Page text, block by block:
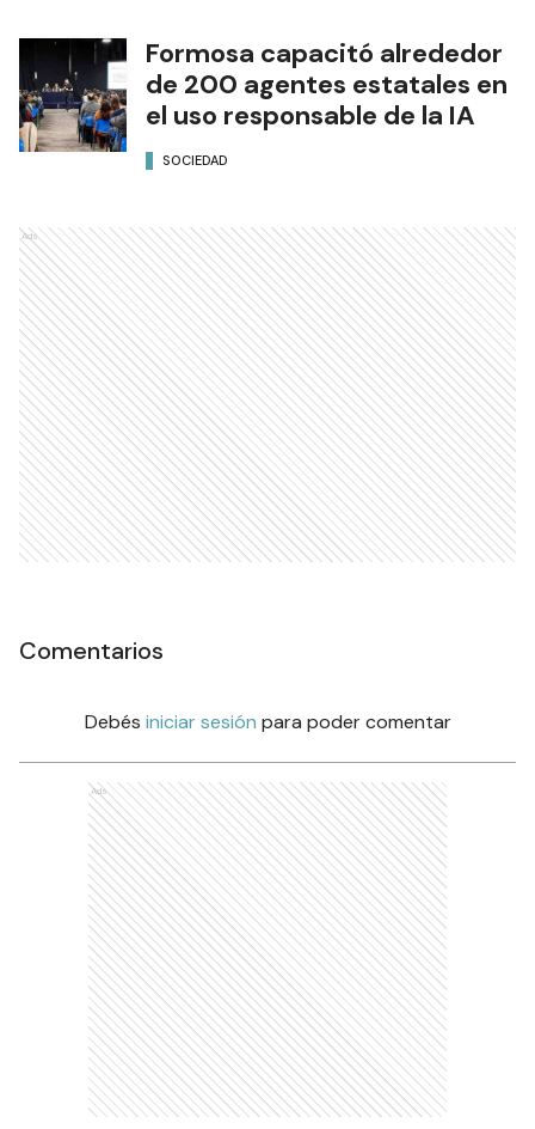
Formosa capacitó alrededor
de 200 agentes estatales en
el uso responsable de la IA
SOCIEDAD
Ads
Comentarios
Debés iniciar sesión para poder comentar
Ads